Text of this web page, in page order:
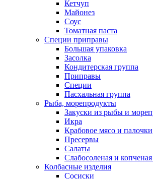
Кетчуп
Майонез
Соус
Томатная паста
Специи приправы
Большая упаковка
Засолка
Кондитерская группа
Приправы
Специи
Пасхальная группа
Рыба, морепродукты
Закуски из рыбы и
Икра
Крабовое мясо и палочки
Пресервы
Салаты
Слабосоленая и
Колбасные изделия
Сосиски